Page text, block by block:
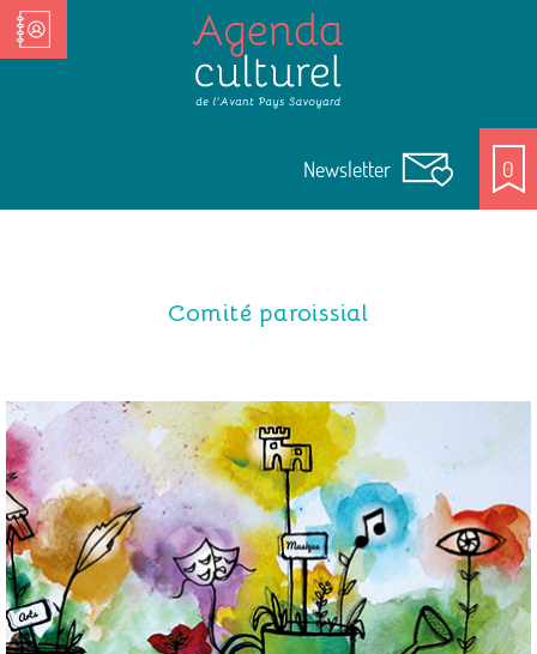
Nos Acteurs culturels
Newsletter 0
Comité paroissial